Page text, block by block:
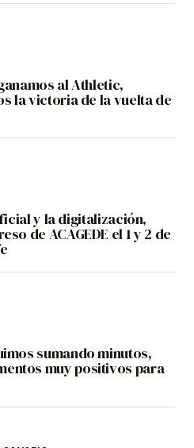
al Athletic,
la victoria de la vuelta de
y la digitalización,
de ACAGEDE el 1 y 2 de
sumando minutos,
muy positivos para